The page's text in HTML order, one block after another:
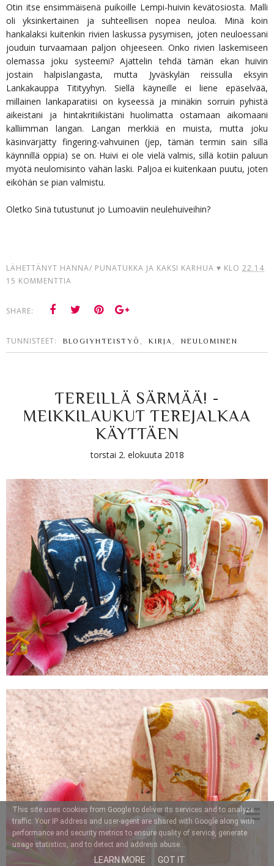
Otin itse ensimmäisenä puikoille Lempi-huivin kevätosiosta. Malli
oli yksinkertainen ja suhteellisen nopea neuloa. Minä koin
hankalaksi kuitenkin rivien laskussa pysymisen, joten neuloessani
jouduin turvaamaan paljon ohjeeseen. Onko rivien laskemiseen
olemassa joku systeemi? Ajattelin tehdä tämän ekan huivin
jostain halpislangasta, mutta Jyväskylän reissulla eksyin
Lankakauppa Titityyhyn. Siellä käyneille ei liene epäselvää,
millainen lankaparatiisi on kyseessä ja minäkin sorruin pyhistä
aikeistani ja hintakritiikistäni huolimatta ostamaan aikomaani
kalliimman langan. Langan merkkiä en muista, mutta joku
käsinvärjätty fingering-vahvuinen (jep, tämän termin sain sillä
käynnillä oppia) se on. Huivi ei ole vielä valmis, sillä kotiin paluun
myötä neulomisinto vähän laski. Paljoa ei kuitenkaan puutu, joten
eiköhän se pian valmistu.
Oletko Sinä tutustunut jo Lumoaviin neulehuiveihin?
LÄHETTÄNYT HANNA/ PUNATUKKA JA KAKSI KARHUA ♥ KLO 22.14
15 KOMMENTTIA
SHARE:
TUNNISTEET: BLOGIYHTEISTYÖ , KIRJA , NEULOMINEN
TEREILLÄ SÄRMÄÄ! -
MEIKKILAUKUT TEREJALKAA
KÄYTTÄEN
torstai 2. elokuuta 2018
This site uses cookies from Google to deliver its services and to analyze
traffic. Your IP address and user-agent are shared with Google along with
performance and security metrics to ensure quality of service, generate
usage statistics, and to detect and address abuse.
LEARN MORE GOT IT